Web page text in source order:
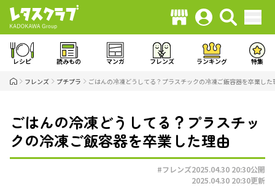
レシピ 読みもの マンガ フレンズ ランキング 特集
フレンズ プチプラ ごはんの冷凍どうしてる？プラスチックの冷凍ご飯容器を卒業した
ごはんの冷凍どうしてる？プラスチッ
クの冷凍ご飯容器を卒業した理由
#フレンズ2025.04.30 20:30公開
2025.04.30 20:30更新